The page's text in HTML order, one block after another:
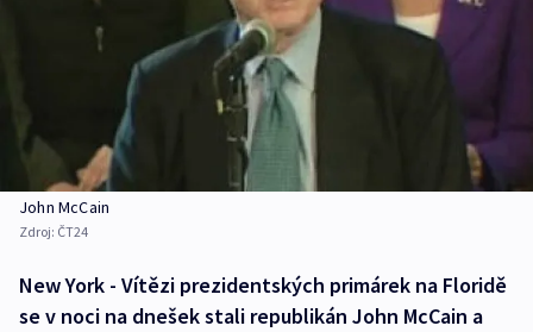
John McCain
Zdroj: ČT24
New York - Vítězi prezidentských primárek na Floridě
se v noci na dnešek stali republikán John McCain a